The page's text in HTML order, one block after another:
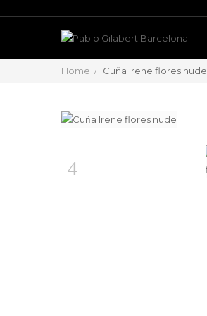
Home Cuña Irene flores nude